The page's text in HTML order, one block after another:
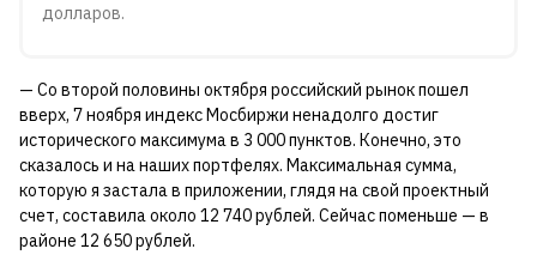
долларов.
— Со второй половины октября российский рынок пошел
вверх, 7 ноября индекс Мосбиржи ненадолго достиг
исторического максимума в 3 000 пунктов. Конечно, это
сказалось и на наших портфелях. Максимальная сумма,
которую я застала в приложении, глядя на свой проектный
счет, составила около 12 740 рублей. Сейчас поменьше — в
районе 12 650 рублей.